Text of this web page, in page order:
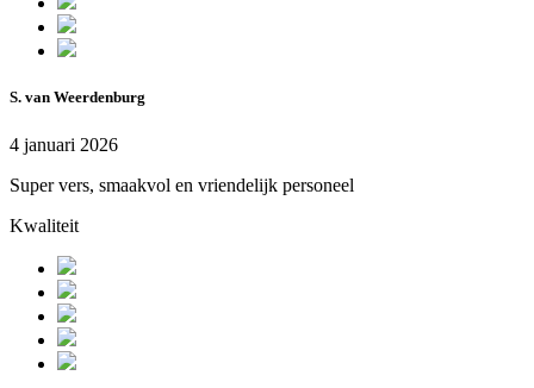
S. van Weerdenburg
4 januari 2026
Super vers, smaakvol en vriendelijk personeel
Kwaliteit